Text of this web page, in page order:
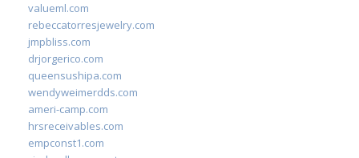
valueml.com
rebeccatorresjewelry.com
jmpbliss.com
drjorgerico.com
queensushipa.com
wendyweimerdds.com
ameri-camp.com
hrsreceivables.com
empconst1.com